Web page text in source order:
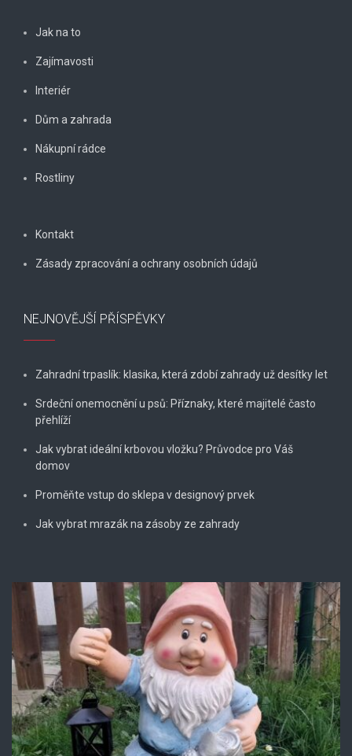
Jak na to
Zajímavosti
Interiér
Dům a zahrada
Nákupní rádce
Rostliny
Kontakt
Zásady zpracování a ochrany osobních údajů
NEJNOVĚJŠÍ PŘÍSPĚVKY
Zahradní trpaslík: klasika, která zdobí zahrady už desítky let
Srdeční onemocnění u psů: Příznaky, které majitelé často
přehlíží
Jak vybrat ideální krbovou vložku? Průvodce pro Váš
domov
Proměňte vstup do sklepa v designový prvek
Jak vybrat mrazák na zásoby ze zahrady